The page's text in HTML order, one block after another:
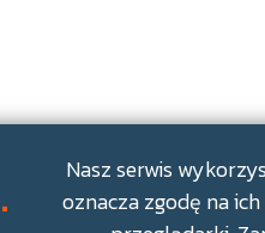
.
Nasz serwis
oznacza zgodę na